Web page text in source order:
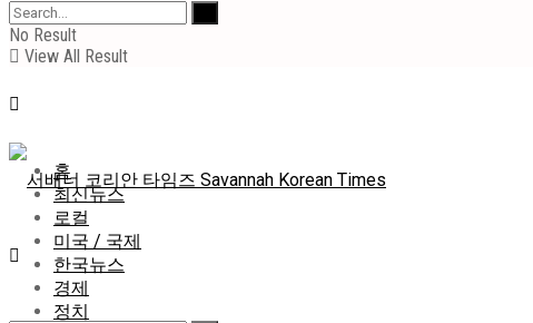
No Result
View All Result
홈
최신뉴스
로컬
미국 / 국제
한국뉴스
경제
정치